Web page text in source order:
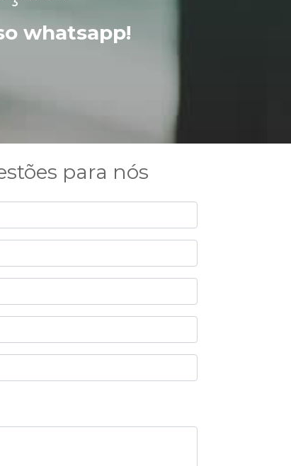
whatsapp!
para nós